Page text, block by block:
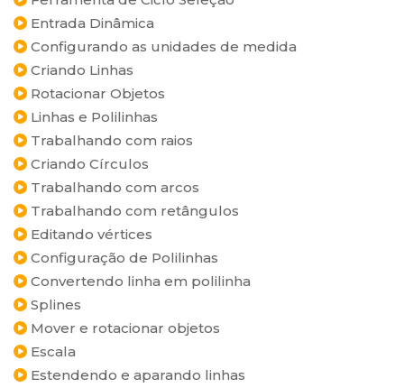
Entrada Dinâmica
Configurando as unidades de medida
Criando Linhas
Rotacionar Objetos
Linhas e Polilinhas
Trabalhando com raios
Criando Círculos
Trabalhando com arcos
Trabalhando com retângulos
Editando vértices
Configuração de Polilinhas
Convertendo linha em polilinha
Splines
Mover e rotacionar objetos
Escala
Estendendo e aparando linhas